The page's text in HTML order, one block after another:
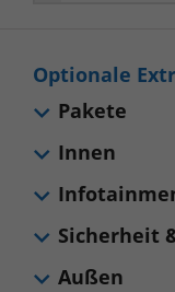
Optionale
Pakete
Innen
Sicherheit
Außen